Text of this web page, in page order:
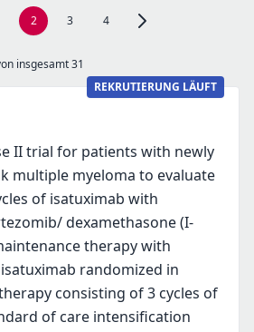
Seite, Seite 1 navigieren
2 3 4 Zur nächsten Seite,
insgesamt 31
REKRUTIERUNG LÄUFT
II trial for patients with newly
multiple myeloma to evaluate
of isatuximab with
dexamethasone (I-
therapy with
randomized in
consisting of 3 cycles of
of care intensification